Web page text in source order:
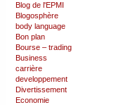
Blog de l'EPMI
Blogosphère
body language
Bon plan
Bourse – trading
Business
carrière
developpement
Divertissement
Economie